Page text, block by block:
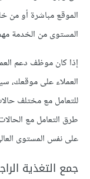
الموقع مباشرة أو
المستوى من الخدمة
إذا كان موظف دعم
العملاء على موقعك،
للتعامل مع مختلف
طرق التعامل مع
على نفس المستوى
جمع التغذية